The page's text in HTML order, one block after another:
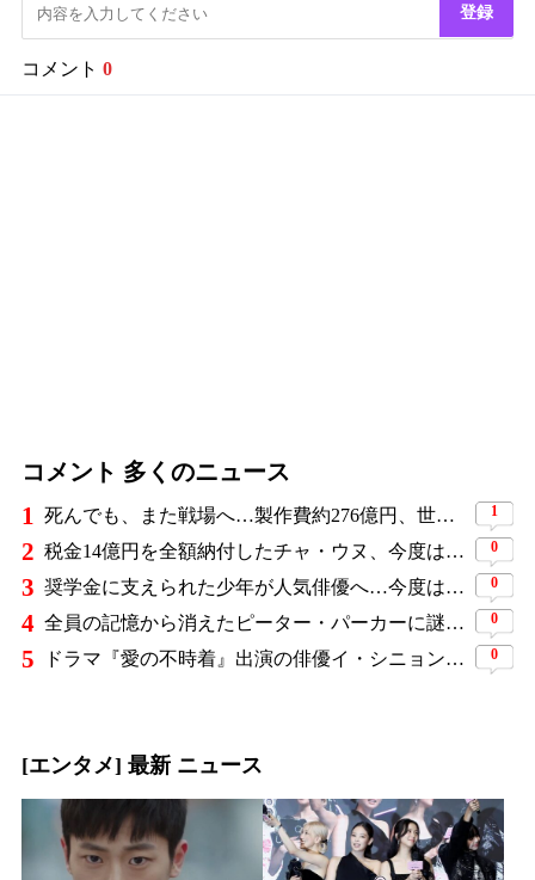
登録
コメント 0
コメント 多くのニュース
1 死んでも、また戦場へ…製作費約276億円、世界興収584億円のSF大作『オール・ユー・ニード・イズ・キル』がついに配信 1
2 税金14億円を全額納付したチャ・ウヌ、今度は軍服姿で登場…鍛え上げた上半身に驚きの声 0
3 奨学金に支えられた少年が人気俳優へ…今度は子どもたちに総額5,000万円を寄付 0
4 全員の記憶から消えたピーター・パーカーに謎の敵と制御不能の新能力…『スパイダーマン：ブランド・ニュー・デイ』に期待爆発 0
5 ドラマ『愛の不時着』出演の俳優イ・シニョン、非公開で入隊していたことを報告…新兵教育修了日に自筆手紙を公開 0
[エンタメ] 最新 ニュース